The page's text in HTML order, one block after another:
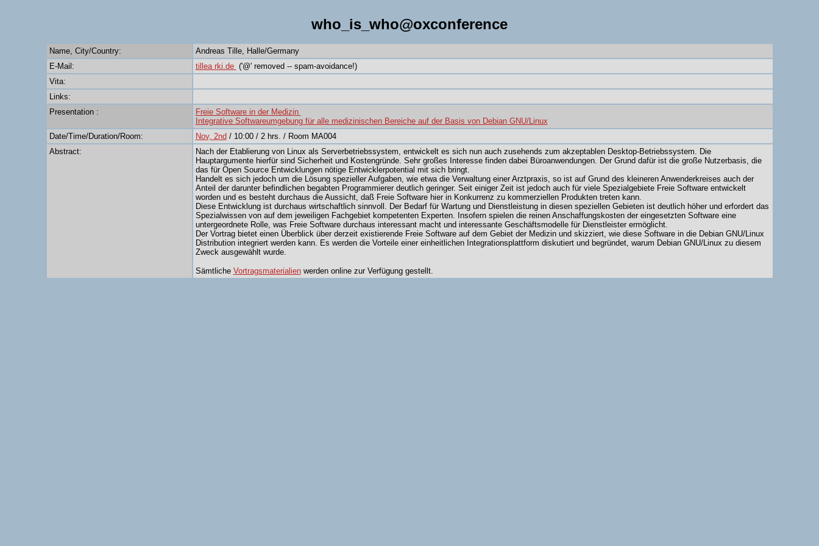
who_is_who@oxconference
Name, City/Country:
Andreas Tille, Halle/Germany
E-Mail:
tillea rki.de ('@' removed -- spam-avoidance!)
Vita:
Links:
Presentation :
Freie Software in der Medizin
Integrative Softwareumgebung für alle medizinischen Bereiche auf der Basis von Debian GNU/Linux
Date/Time/Duration/Room:
Nov, 2nd / 10:00 / 2 hrs. / Room MA004
Abstract:
Nach der Etablierung von Linux als Serverbetriebssystem, entwickelt es sich nun auch zusehends zum akzeptablen Desktop-Betriebssystem. Die
Hauptargumente hierfür sind Sicherheit und Kostengründe. Sehr großes Interesse finden dabei Büroanwendungen. Der Grund dafür ist die große Nutzerbasis, die
das für Open Source Entwicklungen nötige Entwicklerpotential mit sich bringt.
Handelt es sich jedoch um die Lösung spezieller Aufgaben, wie etwa die Verwaltung einer Arztpraxis, so ist auf Grund des kleineren Anwenderkreises auch der
Anteil der darunter befindlichen begabten Programmierer deutlich geringer. Seit einiger Zeit ist jedoch auch für viele Spezialgebiete Freie Software entwickelt
worden und es besteht durchaus die Aussicht, daß Freie Software hier in Konkurrenz zu kommerziellen Produkten treten kann.
Diese Entwicklung ist durchaus wirtschaftlich sinnvoll. Der Bedarf für Wartung und Dienstleistung in diesen speziellen Gebieten ist deutlich höher und erfordert das
Spezialwissen von auf dem jeweiligen Fachgebiet kompetenten Experten. Insofern spielen die reinen Anschaffungskosten der eingesetzten Software eine
untergeordnete Rolle, was Freie Software durchaus interessant macht und interessante Geschäftsmodelle für Dienstleister ermöglicht.
Der Vortrag bietet einen Überblick über derzeit existierende Freie Software auf dem Gebiet der Medizin und skizziert, wie diese Software in die Debian GNU/Linux
Distribution integriert werden kann. Es werden die Vorteile einer einheitlichen Integrationsplattform diskutiert und begründet, warum Debian GNU/Linux zu diesem
Zweck ausgewählt wurde.
Sämtliche Vortragsmaterialienwerden online zur Verfügung gestellt.